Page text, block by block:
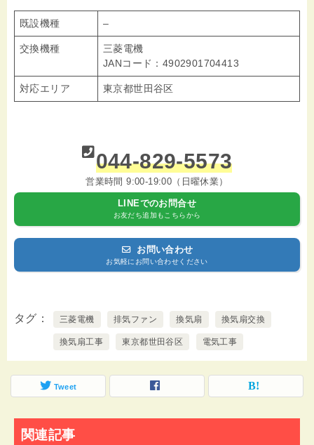
既設機種 –
交換機種
三菱電機
JANコード：4902901704413
対応エリア 東京都世田谷区
044-829-5573
営業時間 9:00-19:00（日曜休業）
LINEでのお問合せ
お友だち追加もこちらから
お問い合わせ
お気軽にお問い合わせください
タグ 三菱電機 排気ファン 換気扇 換気扇交換
換気扇工事 東京都世田谷区 電気工事
Tweet
関連記事